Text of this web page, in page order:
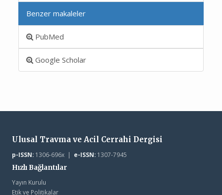
Benzer makaleler
PubMed
Google Scholar
Ulusal Travma ve Acil Cerrahi Dergisi
p-ISSN:1306-696x | e-ISSN:1307-7945
Hızlı Bağlantılar
Yayın Kurulu
Etik ve Politikalar